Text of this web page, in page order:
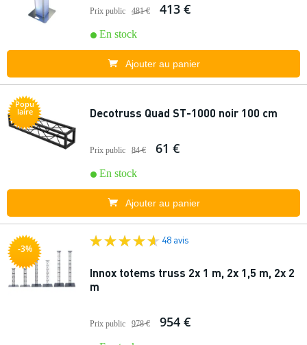
Prix public 481 € 413 €
En stock
Ajouter au panier
Popu
laire Decotruss Quad ST-1000 noir 100 cm
Prix public 84 € 61 €
En stock
Ajouter au panier
-3%
48 avis
Innox totems truss 2x 1 m, 2x 1,5 m, 2x 2
m
Prix public 978 € 954 €